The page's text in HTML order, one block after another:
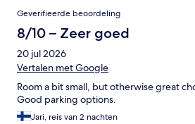
Geverifieerde beoordeling
8/10 – Zeer goed
20 jul 2026
Vertalen met Google
Room a bit small, but otherwise great
Good parking options.
Jari, reis van 2 nachten